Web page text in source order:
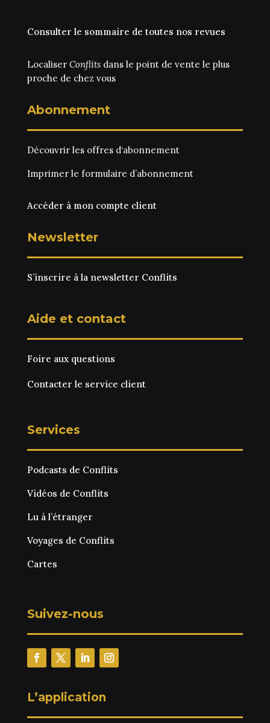
Consulter le sommaire de toutes nos revues
Localiser Conflitsdans le point de vente le plus
proche de chez vous
Abonnement
Découvrir les offres d‘abonnement
Imprimer le formulaire d’abonnement
Accéder à mon compte client
Newsletter
S’inscrire à la newsletter Conflits
Aide et contact
Foire aux questions
Contacter le service client
Services
Podcasts de Conflits
Vidéos de Conflits
Lu à l’étranger
Voyages de Conflits
Cartes
Suivez-nous
L’application